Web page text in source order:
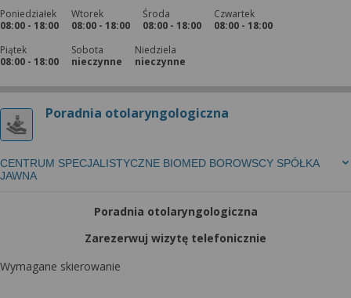
Poniedziałek
08:00 - 18:00
Wtorek
08:00 - 18:00
Środa
08:00 - 18:00
Czwartek
08:00 - 18:00
Piątek
08:00 - 18:00
Sobota
nieczynne
Niedziela
nieczynne
Poradnia otolaryngologiczna
CENTRUM SPECJALISTYCZNE BIOMED BOROWSCY SPÓŁKA
JAWNA
Poradnia otolaryngologiczna
Zarezerwuj wizytę telefonicznie
Wymagane skierowanie